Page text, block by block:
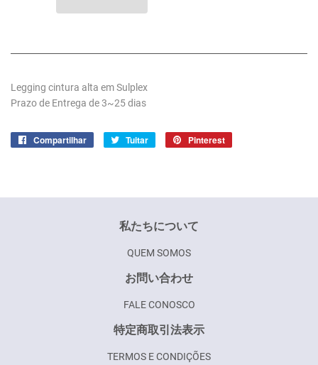
Legging cintura alta em Sulplex
Prazo de Entrega de 3~25 dias
Compartilhar
Compartilhar
Tuitar Tuitar Pinterest
私たちについて
QUEM SOMOS
お問い合わせ
FALE CONOSCO
特定商取引法表示
TERMOS E CONDIÇÕES